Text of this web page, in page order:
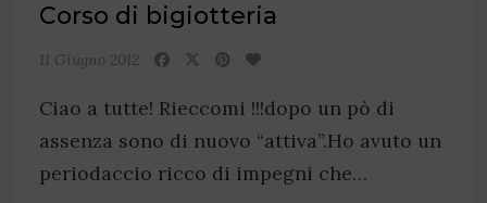
Corso di bigiotteria
11 Giugno 2012
Ciao a tutte! Rieccomi !!!dopo un pò di
assenza sono di nuovo “attiva”.Ho avuto un
periodaccio ricco di impegni che…